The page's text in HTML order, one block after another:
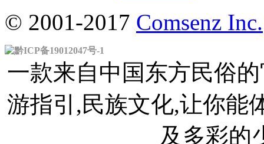
© 2001-2017 Comsenz Inc.
黔ICP备19012047号-1
一款来自中国东方民俗
游指引,民族文化,让你能
及多彩的